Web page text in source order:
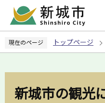
ペ
の
現在のページ トップページ
新城市の観光